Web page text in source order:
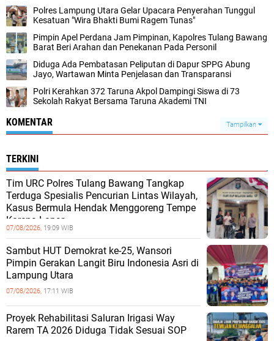
Polres Lampung Utara Gelar Upacara Penyerahan Tunggul
Kesatuan "Wira Bhakti Bumi Ragem Tunas"
Pimpin Apel Perdana Jam Pimpinan, Kapolres Tulang Bawang
Barat Beri Arahan dan Penekanan Pada Personil
Diduga Ada Pembatasan Peliputan di Dapur SPPG Abung
Jayo, Wartawan Minta Penjelasan dan Transparansi
Polri Kerahkan 372 Taruna Akpol Dampingi Siswa di 73
Sekolah Rakyat Bersama Taruna Akademi TNI
KOMENTAR Tampilkan
TERKINI
Tim URC Polres Tulang Bawang Tangkap
Terduga Spesialis Pencurian Lintas Wilayah,
Kasus Bermula Hendak Menggoreng Tempe
Karena Lapar
07/08/2026, 19:09 WIB
Sambut HUT Demokrat ke-25, Wansori
Pimpin Gerakan Langit Biru Indonesia Asri di
Lampung Utara
07/08/2026, 17:11 WIB
Proyek Rehabilitasi Saluran Irigasi Way
Rarem TA 2026 Diduga Tidak Sesuai SOP